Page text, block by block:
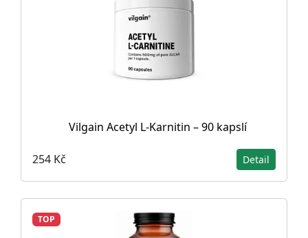
Vilgain Acetyl L-Karnitin – 90 kapslí
254 Kč Detail
TOP